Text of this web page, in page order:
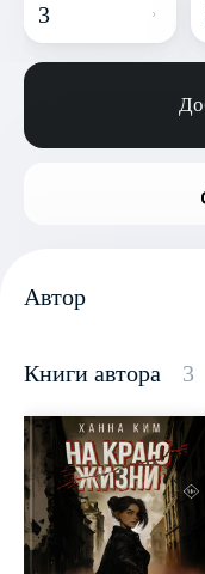
3
Автор
Книги автора 3